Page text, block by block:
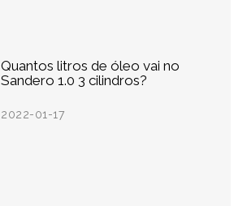
Quantos litros de óleo vai no
Sandero 1.0 3 cilindros?
2022-01-17